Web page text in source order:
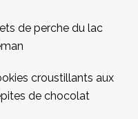
de perche du lac
croustillants aux
de chocolat